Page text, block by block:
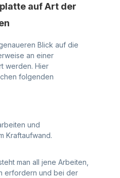
auf Art der
Blick auf die
an einer
werden. Hier
folgenden
und
Kraftaufwand.
man all jene Arbeiten,
erfordern und bei der